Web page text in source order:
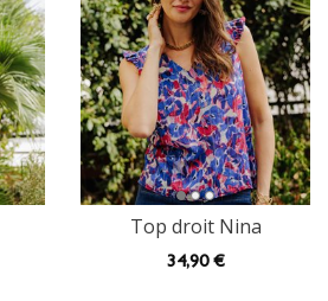
Top droit Nina
34,90 €